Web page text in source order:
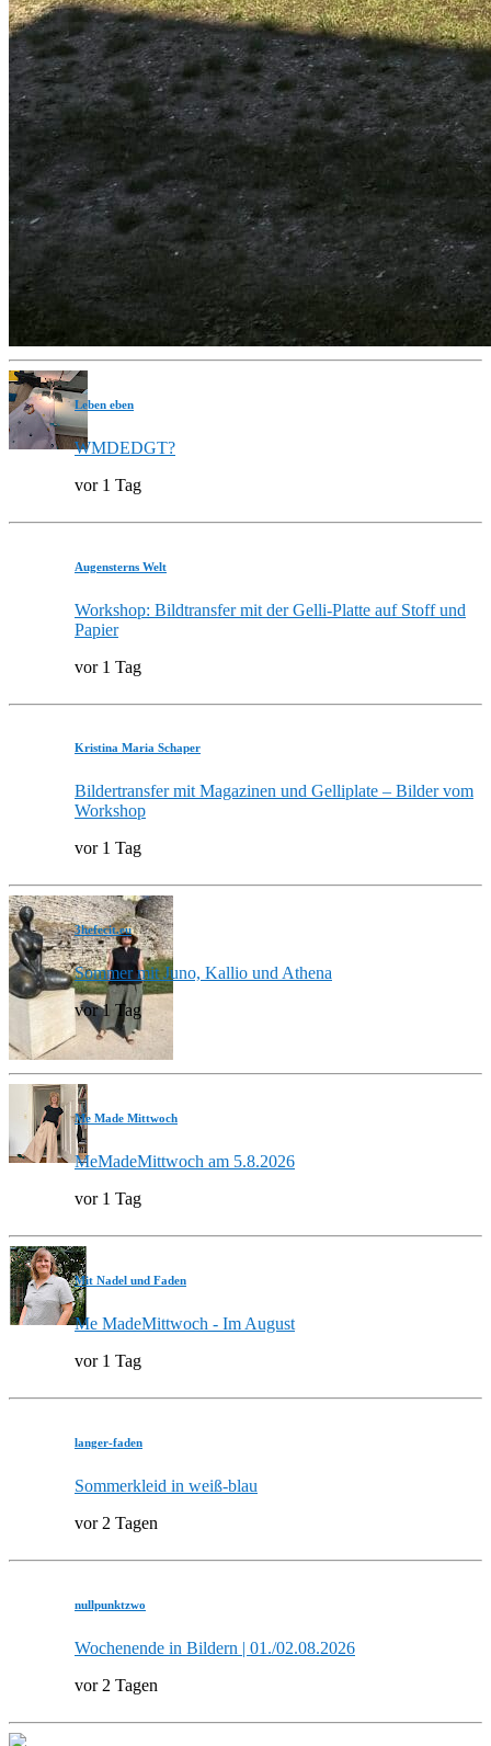
Leben eben
WMDEDGT?
vor 1 Tag
Augensterns Welt
Workshop: Bildtransfer mit der Gelli-Platte auf Stoff und
Papier
vor 1 Tag
Kristina Maria Schaper
Bildertransfer mit Magazinen und Gelliplate – Bilder vom
Workshop
vor 1 Tag
3hefecit.eu
Sommer mit Juno, Kallio und Athena
vor 1 Tag
Me Made Mittwoch
MeMadeMittwoch am 5.8.2026
vor 1 Tag
Mit Nadel und Faden
Me MadeMittwoch - Im August
vor 1 Tag
langer-faden
Sommerkleid in weiß-blau
vor 2 Tagen
nullpunktzwo
Wochenende in Bildern | 01./02.08.2026
vor 2 Tagen